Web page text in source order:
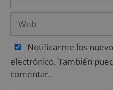
Notificarme los
electrónico. También
comentar.